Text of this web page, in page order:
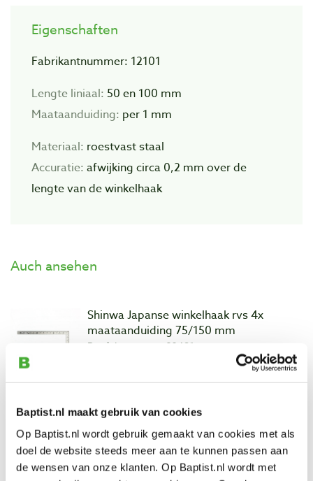
Baptist.nl maakt gebruik van cookies
Op Baptist.nl wordt gebruik gemaakt van cookies met als
doel de website steeds meer aan te kunnen passen aan
de wensen van onze klanten. Op Baptist.nl wordt met
Eigenschaften
Fabrikantnummer: 12101
Lengte liniaal: 50 en 100 mm
Maataanduiding: per 1 mm
Materiaal: roestvast staal
Accuratie: afwijking circa 0,2 mm over de
lengte van de winkelhaak
Auch ansehen
Shinwa Japanse winkelhaak rvs 4x
maataanduiding 75/150 mm
Produktnummer: 32491
€ 10,70 ohne MwSt
Auf Lager
Vergleich
Shinwa Japanse winkelhaak rvs 4x